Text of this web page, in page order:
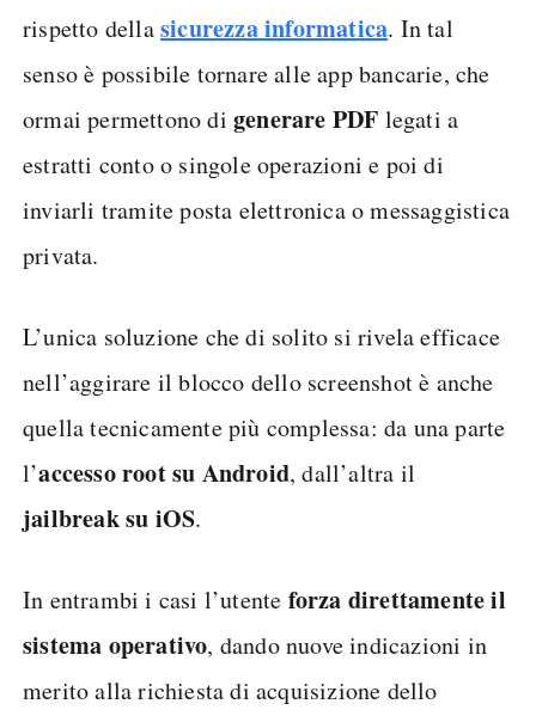
rispetto dellasicurezza informatica. In tal
senso è possibile tornare alle app bancarie, che
ormai permettono di generare PDF legati a
estratti conto o singole operazioni e poi di
inviarli tramite posta elettronica o messaggistica
privata.
L’unica soluzione che di solito si rivela efficace
nell’aggirare il blocco dello screenshot è anche
quella tecnicamente più complessa: da una parte
l’accesso root su Android, dall’altra il
jailbreak su iOS.
In entrambi i casi l’utente forza direttamente il
sistema operativo, dando nuove indicazioni in
merito alla richiesta di acquisizione dello